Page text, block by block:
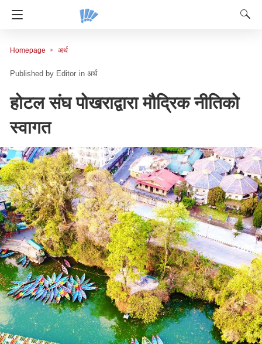
Homepage अर्थ
Editor in अर्थ
होटल संघ पोखराद्वारा मौद्रिक नीतिको
स्वागत